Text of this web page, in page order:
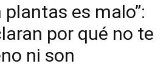
plantas es malo”:
por qué no te
ni son